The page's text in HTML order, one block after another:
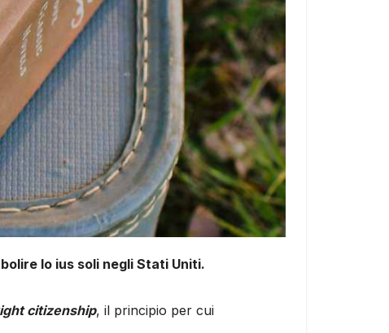
lo ius soli negli Stati Uniti.
citizenship, il principio per cui